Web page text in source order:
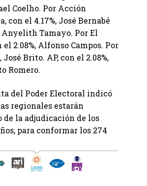
Coelho. Por Acción
con el 4.17%, José Bernabé
Tamayo. Por El
el 2.08%, Alfonso Campos. Por
José Brito. AP, con el 2.08%,
Romero.
del Poder Electoral indicó
regionales estarán
la adjudicación de los
para conformar los 274